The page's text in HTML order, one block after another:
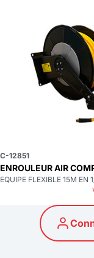
C-12851
ENROULEUR AIR
EQUIPE FLEXIBLE 15M EN